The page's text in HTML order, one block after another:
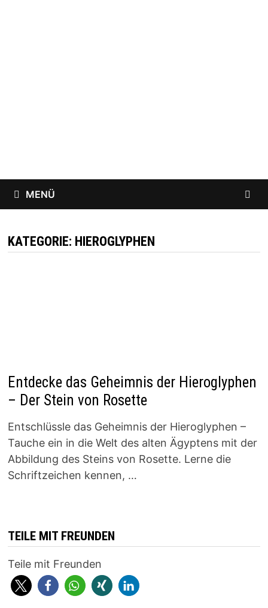
MENÜ
KATEGORIE: HIEROGLYPHEN
Entdecke das Geheimnis der Hieroglyphen
– Der Stein von Rosette
Entschlüssle das Geheimnis der Hieroglyphen –
Tauche ein in die Welt des alten Ägyptens mit der
Abbildung des Steins von Rosette. Lerne die
Schriftzeichen kennen, …
TEILE MIT FREUNDEN
Teile mit Freunden